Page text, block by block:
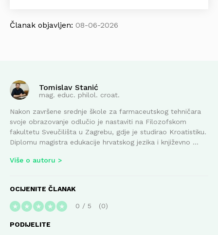
Članak objavljen: 08-06-2026
Tomislav Stanić
mag. educ. philol. croat.
Nakon završene srednje škole za farmaceutskog tehničara
svoje obrazovanje odlučio je nastaviti na Filozofskom
fakultetu Sveučilišta u Zagrebu, gdje je studirao Kroatistiku.
Diplomu magistra edukacije hrvatskog jezika i književno ...
Više o autoru
OCIJENITE ČLANAK
★ ★ ★ ★ ★ 0 / 5 0
PODIJELITE